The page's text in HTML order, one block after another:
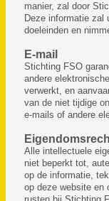
manier, zal door
Deze informatie zal
doeleinden en
E-mail
Stichting FSO
andere
verwerkt, en
van de niet tijdige
e-mails of andere
Alle intellectuele
niet beperkt tot,
op de informatie,
op deze website en